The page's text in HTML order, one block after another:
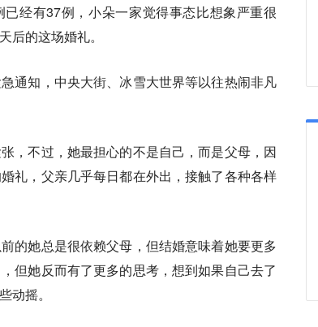
经有37例，小朵一家觉得事态比想象严重很
后的这场婚礼。
通知，中央大街、冰雪大世界等以往热闹非凡
，不过，她最担心的不是自己，而是父母，因
礼，父亲几乎每日都在外出，接触了各种各样
的她总是很依赖父母，但结婚意味着她要更多
但她反而有了更多的思考，想到如果自己去了
动摇。